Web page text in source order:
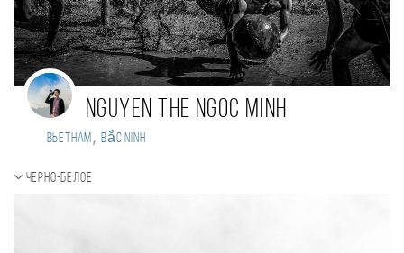
Nguyen The Ngoc Minh
Вьетнам , Bắc Ninh
Черно-белое